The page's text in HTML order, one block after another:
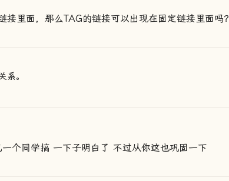
里面，那么TAG的链接可以出现在固定链接里面吗？
系。
个同学搞 一下子明白了 不过从你这也巩固一下